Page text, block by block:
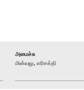
அமைச்சு
மின்வலு, எரிசக்தி